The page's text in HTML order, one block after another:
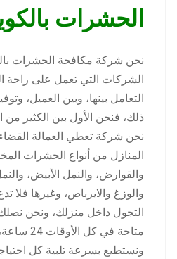
الحشرات
نحن شركة مكافحة الحشرات
الشركات التي تعمل على راحة
التعامل بينها، وبين العميل،
ذلك، فنحن الأول بين الكثير من
نحن شركة تعطي العمالة
المنازل من أنواع الحشرات
والقوارض، والنمل الأبيض،
والوزغ والايرباص، وغيرها
التجول داخل منزلك، ونحن نصلك
متاحة في
ونستطيع بسرعة تلبية كل